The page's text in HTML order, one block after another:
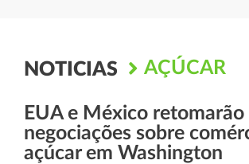
NOTICIAS AÇÚCAR
EUA e México retomarão
negociações sobre
açúcar em Washington